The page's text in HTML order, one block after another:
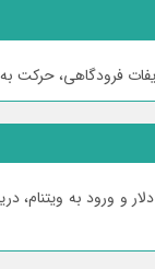
ورود به فرودگاه هانوی، مراجعه به